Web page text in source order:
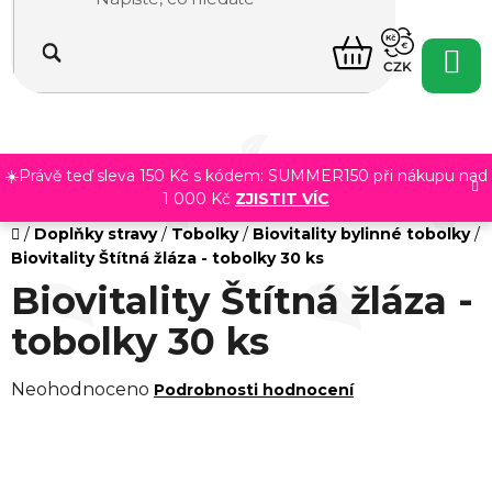
obsah
☀️Právě teď sleva 150 Kč s kódem: SUMMER150 při nákupu nad
1 000 Kč ZJISTIT VÍC
NÁKUPNÍ
KOŠÍK
CZK
Domů
/ Doplňky stravy / Tobolky / Biovitality bylinné tobolky /
Biovitality Štítná žláza - tobolky 30 ks
Biovitality Štítná žláza -
tobolky 30 ks
Průměrné
Neohodnoceno Podrobnosti hodnocení